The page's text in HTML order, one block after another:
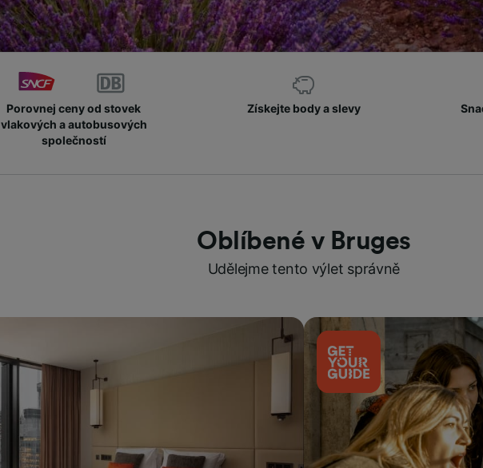
Porovnej ceny od stovek
vlakových a autobusových
společností
Získejte body a slevy
Oblíbené v Bruges
Udělejme tento výlet správně